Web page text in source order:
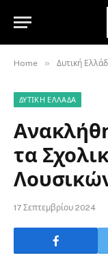
Home » Δυτική
ΔΥΤΙΚΉ ΕΛΛΆΔΑ
τα
17 Σεπτεμβρίου 2024